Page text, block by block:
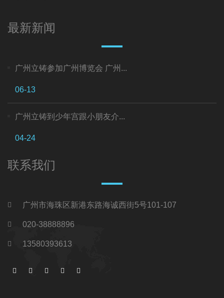
最新新闻
广州立铸参加广州博览会 广州...
06-13
广州立铸到少年宫跟小朋友介...
04-24
联系我们
广州市海珠区新港东路海诚西街5号101-107
020-38888896
13580393613